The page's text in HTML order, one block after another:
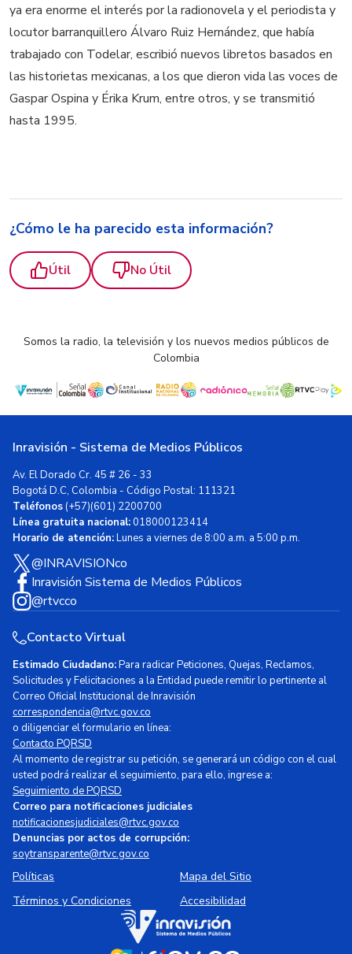
ya era enorme el interés por la radionovela y el periodista y
locutor barranquillero Álvaro Ruiz Hernández, que había
trabajado con Todelar, escribió nuevos libretos basados en
las historietas mexicanas, a los que dieron vida las voces de
Gaspar Ospina y Érika Krum, entre otros, y se transmitió
hasta 1995.
¿Cómo le ha parecido esta información?
Útil No Útil
Somos la radio, la televisión y los nuevos medios públicos de
Colombia
Inravisión - Sistema de Medios Públicos
Av. El Dorado Cr. 45 # 26 - 33
Bogotá D.C, Colombia - Código Postal: 111321
Teléfonos(+57)(601) 2200700
Línea gratuita nacional:018000123414
Horario de atención:Lunes a viernes de 8:00 a.m. a 5:00 p.m.
@INRAVISIONco
Inravisión Sistema de Medios Públicos
@rtvcco
Contacto Virtual
Estimado Ciudadano:Para radicar Peticiones, Quejas, Reclamos,
Solicitudes y Felicitaciones a la Entidad puede remitir lo pertinente al
Correo Oficial Institucional de Inravisión
correspondencia@rtvc.gov.co
o diligenciar el formulario en línea:
Contacto PQRSD
Al momento de registrar su petición, se generará un código con el cual
usted podrá realizar el seguimiento, para ello, ingrese a:
Seguimiento de PQRSD
Correo para notificaciones judiciales
notificacionesjudiciales@rtvc.gov.co
Denuncias por actos de corrupción:
soytransparente@rtvc.gov.co
Políticas
Mapa del Sitio
Términos y Condiciones
Accesibilidad